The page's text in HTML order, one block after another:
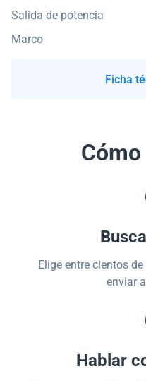
Salida de potencia
Marco
Ficha
Elige entre cientos
enviar
Hablar